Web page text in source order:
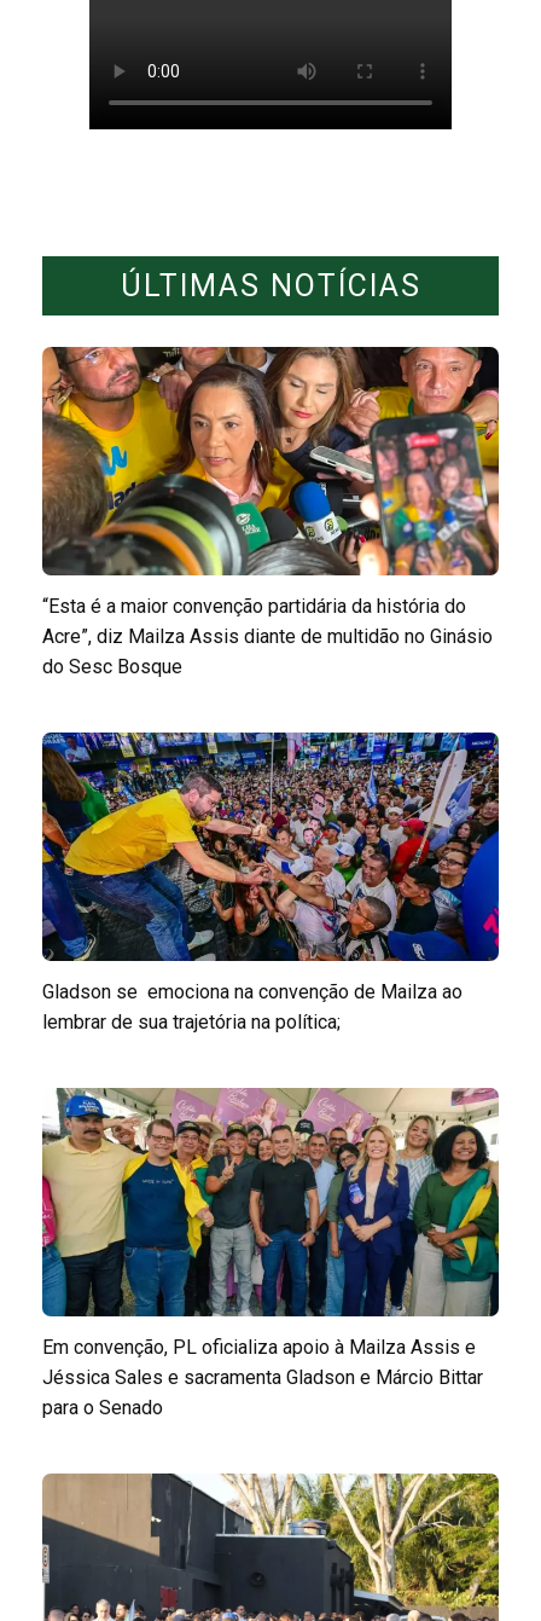
ÚLTIMAS NOTÍCIAS
“Esta é a maior convenção partidária da história do
Acre”, diz Mailza Assis diante de multidão no Ginásio
do Sesc Bosque
Gladson se emociona na convenção de Mailza ao
lembrar de sua trajetória na política;
Em convenção, PL oficializa apoio à Mailza Assis e
Jéssica Sales e sacramenta Gladson e Márcio Bittar
para o Senado